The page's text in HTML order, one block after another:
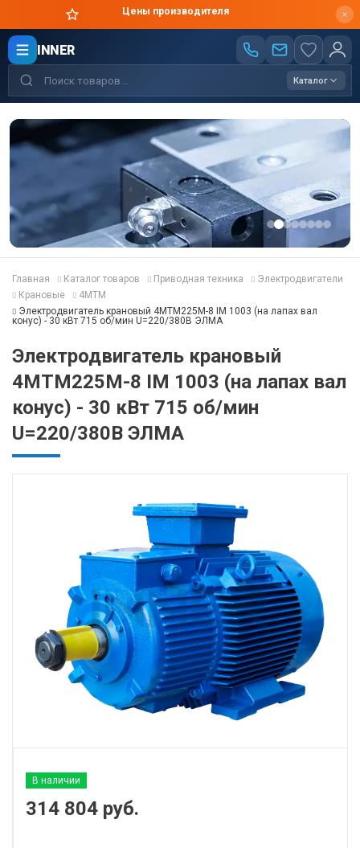
Цены производителя
INNER
Каталог
Главная Каталог товаров Приводная техника
Электродвигатели
Крановые
4MТM
Электродвигатель крановый 4MТM225M-8 IM 1003 (на лапах вал
конус) - 30 кВт 715 об/мин U=220/380В ЭЛМА
Электродвигатель крановый
4MТM225M-8 IM 1003 (на лапах вал
конус) - 30 кВт 715 об/мин
U=220/380В ЭЛМА
В наличии
314 804 руб.